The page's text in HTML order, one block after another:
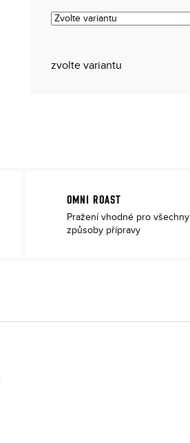
zvolte variantu
OMNI ROAST
Pražení vhodné pro všechny
způsoby přípravy